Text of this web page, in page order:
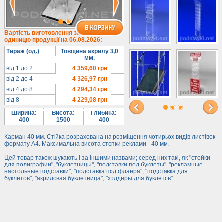
Вартість виготовлення за
одиницю продукції на 06.08.2026:
Тираж (од.)
Товщина акрилу 3,0
мм.
від 1 до 2
4 359,60грн
від 2 до 4
4 326,97грн
від 4 до 8
4 294,34грн
від 8
4 229,08грн
Ширина:
400
Висота:
1500
Глибина:
400
Карман 40 мм. Стійка розрахована на розміщення чотирьох видів листівок
формату А4. Максимальна висота стопки реклами - 40 мм.
Цей товар також шукають і за іншими назвами; серед них такі, як "стойки
для полиграфии", "буклетницы", "подставки под буклеты", "рекламные
настольные подставки", "подставка под флаера", "подставка для
буклетов", "акриловая буклетница", "холдеры для буклетов".